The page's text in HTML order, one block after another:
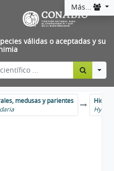
Más...
válidas o aceptadas y su
medusas y parientes